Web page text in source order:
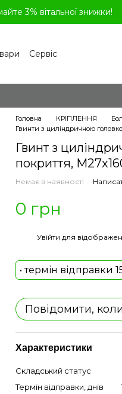
3% вітальної знижки!
Сервіс
Головна КРІПЛЕННЯ
Гвинти з циліндричною
Гвинт з
покриття,
Немає в наявності
0 грн
Увійти для
• термін відправки
Повідомити,
Характеристики
Складський статус
Термін відправки, днів